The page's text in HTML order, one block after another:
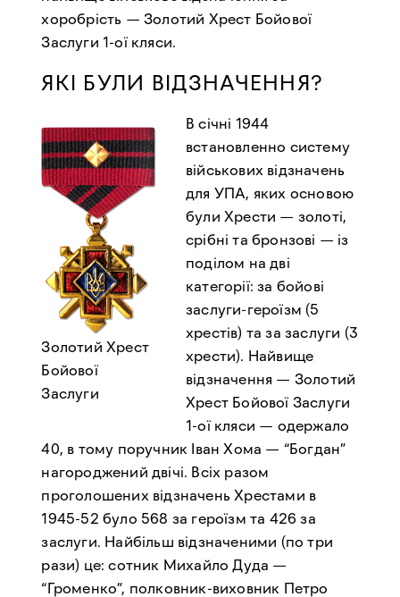
хоробрість — Золотий Хрест Бойової
Заслуги 1-ої кляси.
ЯКІ БУЛИ ВІДЗНАЧЕННЯ?
Золотий Хрест
Бойової
Заслуги
В січні 1944
встановленно систему
військових відзначень
для УПА, яких основою
були Хрести — золоті,
срібні та бронзові — із
поділом на дві
категорії: за бойові
заслуги-героїзм (5
хрестів) та за заслуги (3
хрести). Найвище
відзначення — Золотий
Хрест Бойової Заслуги
1-ої кляси — одержало
40, в тому поручник Іван Хома — “Богдан”
нагороджений двічі. Всіх разом
проголошених відзначень Хрестами в
1945-52 було 568 за героїзм та 426 за
заслуги. Найбільш відзначеними (по три
рази) це: сотник Михайло Дуда —
“Громенко”, полковник-виховник Петро